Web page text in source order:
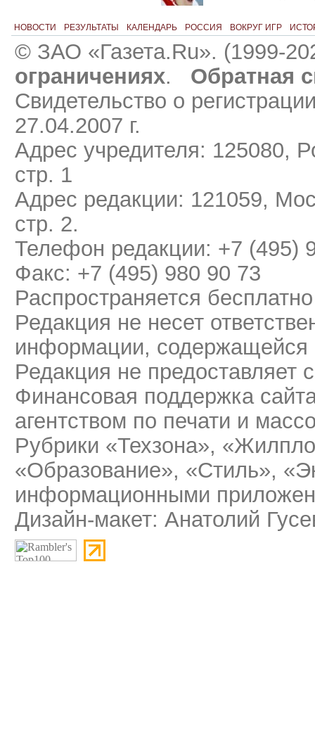
НОВОСТИ РЕЗУЛЬТАТЫ КАЛЕНДАРЬ РОССИЯ ВОКРУГ ИГР
© ЗАО «Газета.Ru». (1999-
ограничениях.
Обратная
Свидетельство о
27.04.2007 г.
Адрес учредителя: 125080,
стр. 1
Адрес редакции: 121059,
стр. 2.
Телефон редакции: +7 (495)
Факс: +7 (495) 980 90 73
Распространяется бесплатно
Редакция не несет
информации, содержащейся
Редакция не предоставляет
Финансовая поддержка
агентством по печати и
Рубрики «Техзона»,
«Образование», «Стиль»,
информационными
Дизайн-макет: Анатолий